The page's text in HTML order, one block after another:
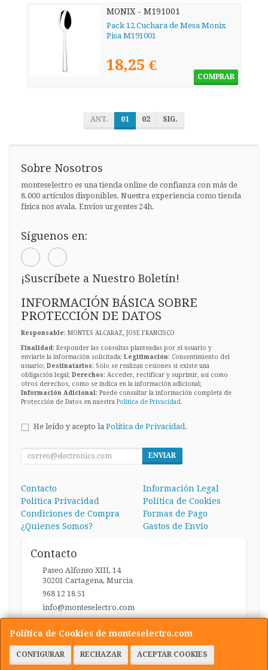
MONIX - M191001
Pack 12 Cuchara de Mesa Monix
Pisa M191001
18,25 €
COMPRAR
ANT. 01 02 SIG.
Política de Cookies de monteselectro.com
CONFIGURAR RECHAZAR ACEPTAR COOKIES
Sobre Nosotros
monteselectro es una tienda online de confianza con más de
8.000 artículos disponibles. Nuestra experiencia como tienda
física nos avala. Envíos urgentes 24h.
Síguenos en:
¡Suscríbete a Nuestro Boletín!
INFORMACIÓN BÁSICA SOBRE
PROTECCIÓN DE DATOS
Responsable: MONTES ALCARAZ, JOSE FRANCISCO
Finalidad: Responder las consultas planteadas por el usuario y
enviarle la información solicitada; Legitimación: Consentimiento del
usuario; Destinatarios: Solo se realizan cesiones si existe una
obligación legal; Derechos: Acceder, rectificar y suprimir, así como
otros derechos, como se indica en la información adicional;
Información Adicional: Puede consultar la información completa de
Protección de Datos en nuestra Política de Privacidad.
He leído y acepto la Política de Privacidad.
ENVIAR
Contacto
Información Legal
Política Privacidad
Política de Cookies
Condiciones de Compra
Formas de Pago
¿Quienes Somos?
Gastos de Envío
Contacto
Paseo Alfonso XIII, 14
30201 Cartagena, Murcia
968 12 18 51
info@monteselectro.com
Horario
Lunes a Viernes: 09:45-14:00 y 17:00-20:30 / Sábados: